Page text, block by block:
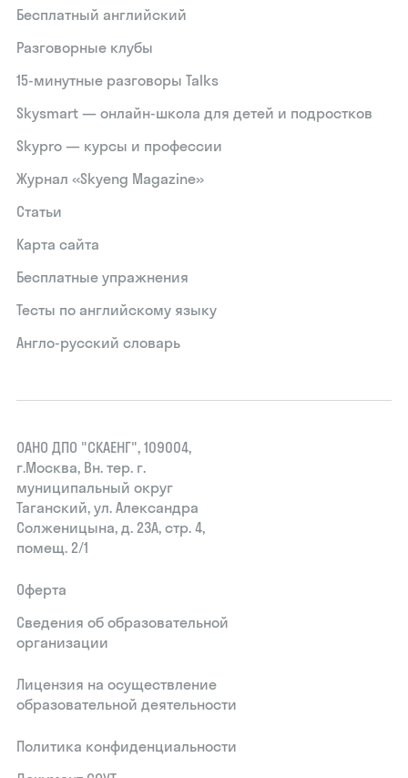
Бесплатный английский
Разговорные клубы
15‑минутные разговоры Talks
Skysmart — онлайн-школа для детей и подростков
Skypro — курсы и профессии
Журнал «Skyeng Magazine»
Статьи
Карта сайта
Бесплатные упражнения
Тесты по английскому языку
Англо-русский словарь
ОАНО ДПО "СКАЕНГ", 109004,
г.Москва, Вн. тер. г.
муниципальный округ
Таганский, ул. Александра
Солженицына, д. 23А, стр. 4,
помещ. 2/1
Оферта
Сведения об образовательной
организации
Лицензия на осуществление
образовательной деятельности
Политика конфиденциальности